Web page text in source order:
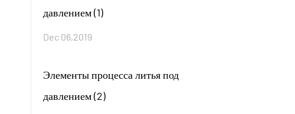
давлением (1)
Dec 06,2019
Элементы процесса литья под
давлением (2)